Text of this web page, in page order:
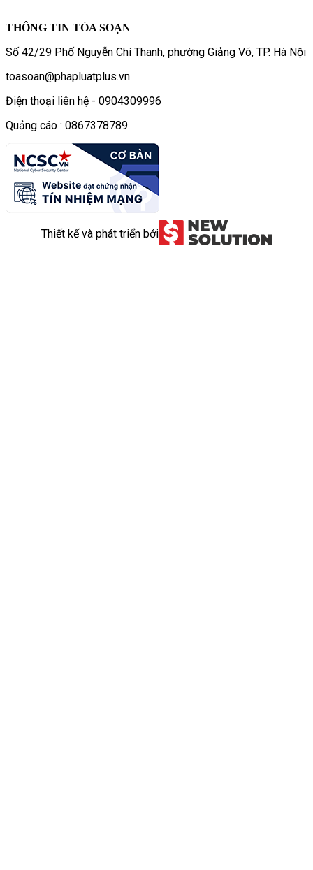
THÔNG TIN TÒA SOẠN
Số 42/29 Phố Nguyễn Chí Thanh, phường Giảng Võ, TP. Hà Nội
toasoan@phapluatplus.vn
Điện thoại liên hệ - 0904309996
Quảng cáo : 0867378789
Thiết kế và phát triển bởi